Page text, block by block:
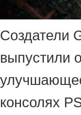
Создатели
выпустили
консолях